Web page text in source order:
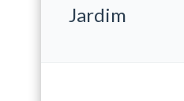
Jardim